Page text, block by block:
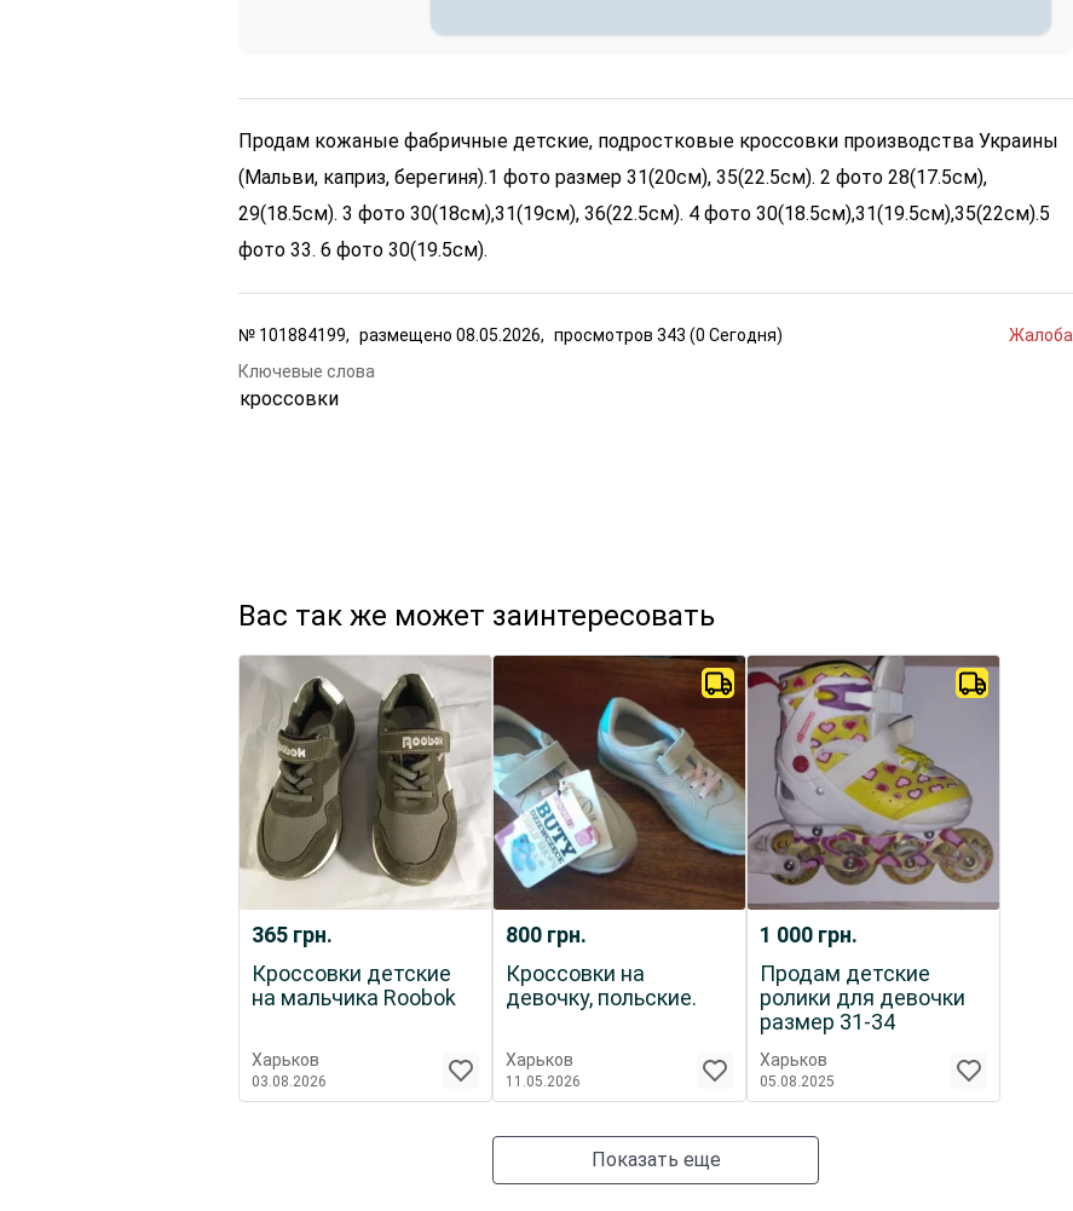
Продам кожаные фабричные детские, подростковые кроссовки производства Украины
(Мальви, каприз, берегиня).1 фото размер 31(20см), 35(22.5см). 2 фото 28(17.5см),
29(18.5см). 3 фото 30(18см),31(19см), 36(22.5см). 4 фото 30(18.5см),31(19.5см),35(22см).5
фото 33. 6 фото 30(19.5см).
№ 101884199, размещено 08.05.2026, просмотров 343 (0 Сегодня)
Жалоба
Ключевые слова
кроссовки
Вас так же может заинтересовать
365 грн.
Кроссовки детские
на мальчика Roobok
Харьков
03.08.2026
800 грн.
Кроссовки на
девочку, польские.
Харьков
11.05.2026
1 000 грн.
Продам детские
ролики для девочки
размер 31-34
Харьков
05.08.2025
Показать еще